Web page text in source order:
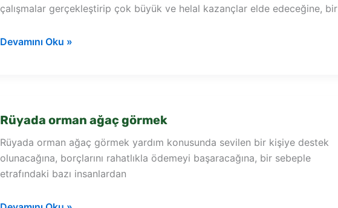
çalışmalar gerçekleştirip çok büyük ve helal kazançlar elde edeceğine, bir
Rüyada
Devamını Oku »
Rüyada orman ağaç görmek
Rüyada orman ağaç görmek yardım konusunda sevilen bir kişiye destek
olunacağına, borçlarını rahatlıkla ödemeyi başaracağına, bir sebeple
etrafındaki bazı insanlardan